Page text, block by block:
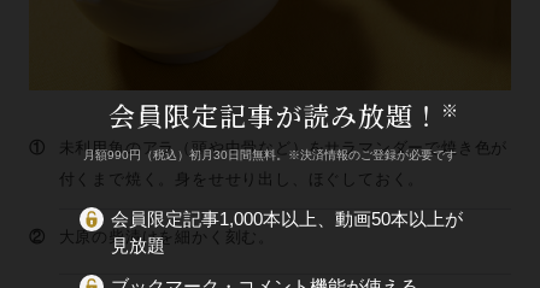
①
未利用魚のアラ（頭や中骨など）をサラマンダーで焼き色が
付くまで焼く。身をせせり出し、ほぐしておく。
② 大原の柴漬けを細かく刻む。
会員限定記事が読み放題！ ※
月額990円（税込）初月30日間無料。※決済情報のご登録が必要です
会員限定記事1,000本以上、動画50本以上が
見放題